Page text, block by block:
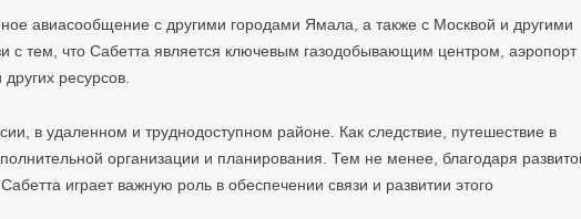
авиасообщение с другими городами Ямала, а также с Москвой и другими
с тем, что Сабетта является ключевым газодобывающим центром, аэропорт
ресурсов.
в удаленном и труднодоступном районе. Как следствие, путешествие в
организации и планирования. Тем не менее, благодаря
играет важную роль в обеспечении связи и развитии этого